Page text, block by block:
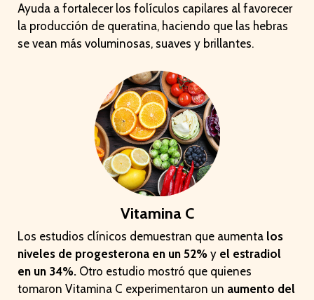
Ayuda a fortalecer los folículos capilares al favorecer
la producción de queratina, haciendo que las hebras
se vean más voluminosas, suaves y brillantes.
Vitamina C
Los estudios clínicos demuestran que aumenta los
niveles de progesterona en un 52% y el estradiol
en un 34%. Otro estudio mostró que quienes
tomaron Vitamina C experimentaron un aumento del